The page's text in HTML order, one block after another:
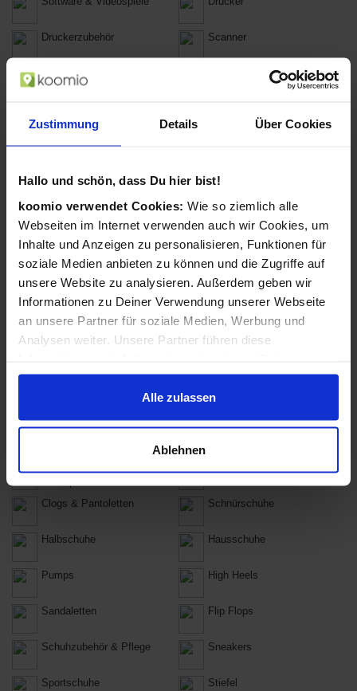
Zustimmung Details Über Cookies
Hallo und schön, dass Du hier bist!
koomio verwendet Cookies: Wie so ziemlich alle
Webseiten im Internet verwenden auch wir Cookies, um
Inhalte und Anzeigen zu personalisieren, Funktionen für
soziale Medien anbieten zu können und die Zugriffe auf
unsere Website zu analysieren. Außerdem geben wir
Informationen zu Deiner Verwendung unserer Webseite
an unsere Partner für soziale Medien, Werbung und
Analysen weiter. Unsere Partner führen diese
zusammen, die Du ihnen bereitgestellt hast oder die sie
im Rahmen Deiner Nutzung der Dienste gesammelt
haben.
Alle zulassen
Ablehnen
Druckerzubehör Scanner
Fachbücher
Zeitungen und
Haushaltswaren
Brettspiele Globen
Accessoires Anzüge & Hosenanzüge
Bademode Blusen & Tuniken
Hemden Hosen
Pullover & Strickjacken
Röcke Shirts & Tops
Clogs & Pantoletten Schnürschuhe
Halbschuhe Hausschuhe
Pumps High Heels
Sandaletten Flip Flops
Schuhzubehör & Pflege Sneakers
Sportschuhe Stiefel